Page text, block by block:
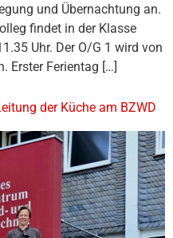
und Übernachtung an.
findet in der Klasse
Uhr. Der O/G 1 wird von
Erster Ferientag […]
der Küche am BZWD